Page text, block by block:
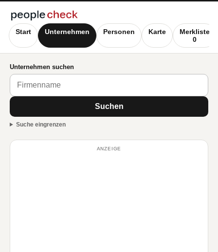
Start Unternehmen Personen Karte
Merkliste
0
Unternehmen suchen
Suchen
Suche eingrenzen
ANZEIGE